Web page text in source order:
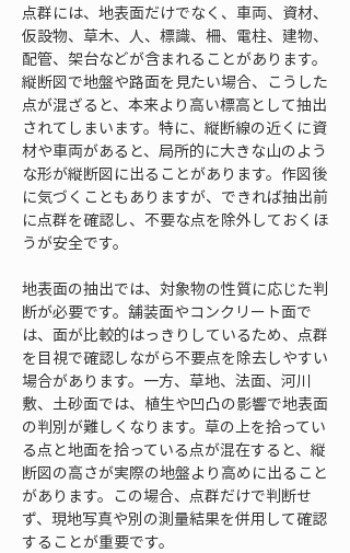
点群には、地表面だけでなく、車両、資材、
仮設物、草木、人、標識、柵、電柱、建物、
配管、架台などが含まれることがあります。
縦断図で地盤や路面を見たい場合、こうした
点が混ざると、本来より高い標高として抽出
されてしまいます。特に、縦断線の近くに資
材や車両があると、局所的に大きな山のよう
な形が縦断図に出ることがあります。作図後
に気づくこともありますが、できれば抽出前
に点群を確認し、不要な点を除外しておくほ
うが安全です。
地表面の抽出では、対象物の性質に応じた判
断が必要です。舗装面やコンクリート面で
は、面が比較的はっきりしているため、点群
を目視で確認しながら不要点を除去しやすい
場合があります。一方、草地、法面、河川
敷、土砂面では、植生や凹凸の影響で地表面
の判別が難しくなります。草の上を拾ってい
る点と地面を拾っている点が混在すると、縦
断図の高さが実際の地盤より高めに出ること
があります。この場合、点群だけで判断せ
ず、現地写真や別の測量結果を併用して確認
することが重要です。